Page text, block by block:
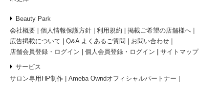
Beauty Park
会社概要
個人情報保護方針 利用規約
掲載ご希望の店舗様へ
広告掲載について
Q&A よくあるご質問
お問い合わせ
店舗会員登録・ログイン
個人会員登録・ログイン サイトマップ
サービス
サロン専用HP制作
Ameba Owndオフィシャルパートナー